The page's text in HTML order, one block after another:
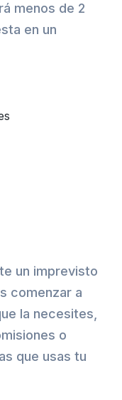
menos de 2
en un
un imprevisto
comenzar a
la necesites,
o
que usas tu